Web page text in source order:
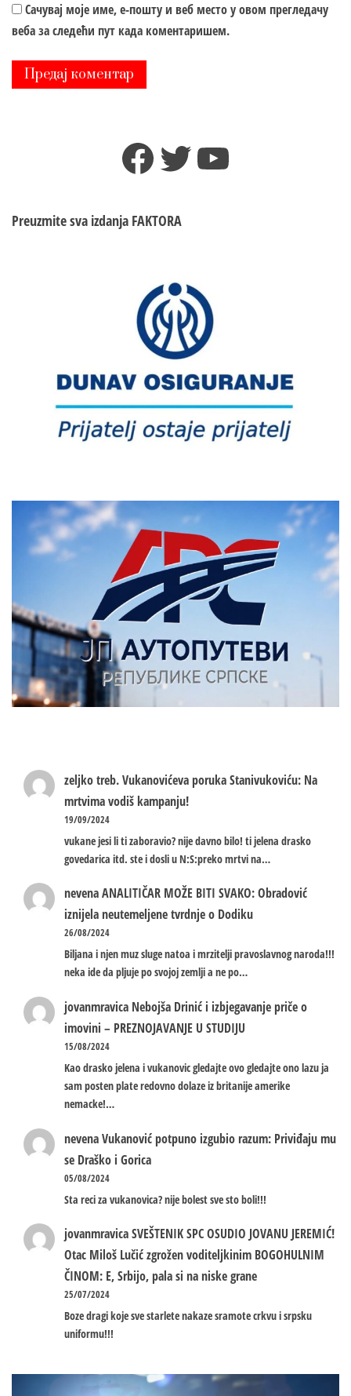
Сачувај моје име, е-пошту и веб место у овом прегледачу
веба за следећи пут када коментаришем.
Facebook
TwitterYouTube
Preuzmite sva izdanja FAKTORA
zeljko treb.Vukanovićeva poruka Stanivukoviću: Na
mrtvima vodiš kampanju!
19/09/2024
vukane jesi li ti zaboravio? nije davno bilo! ti jelena drasko
govedarica itd. ste i dosli u N:S:preko mrtvi na…
nevenaANALITIČAR MOŽE BITI SVAKO: Obradović
iznijela neutemeljene tvrdnje o Dodiku
26/08/2024
Biljana i njen muz sluge natoa i mrzitelji pravoslavnog naroda!!!
neka ide da pljuje po svojoj zemlji a ne po…
jovanmravica Nebojša Drinić i izbjegavanje priče o
imovini – PREZNOJAVANJE U STUDIJU
15/08/2024
Kao drasko jelena i vukanovic gledajte ovo gledajte ono lazu ja
sam posten plate redovno dolaze iz britanije amerike
nemacke!…
nevenaVukanović potpuno izgubio razum: Priviđaju mu
se Draško i Gorica
05/08/2024
Sta reci za vukanovica? nije bolest sve sto boli!!!
jovanmravicaSVEŠTENIK SPC OSUDIO JOVANU JEREMIĆ!
Otac Miloš Lučić zgrožen voditeljkinim BOGOHULNIM
ČINOM: E, Srbijo, pala si na niske grane
25/07/2024
Boze dragi koje sve starlete nakaze sramote crkvu i srpsku
uniformu!!!